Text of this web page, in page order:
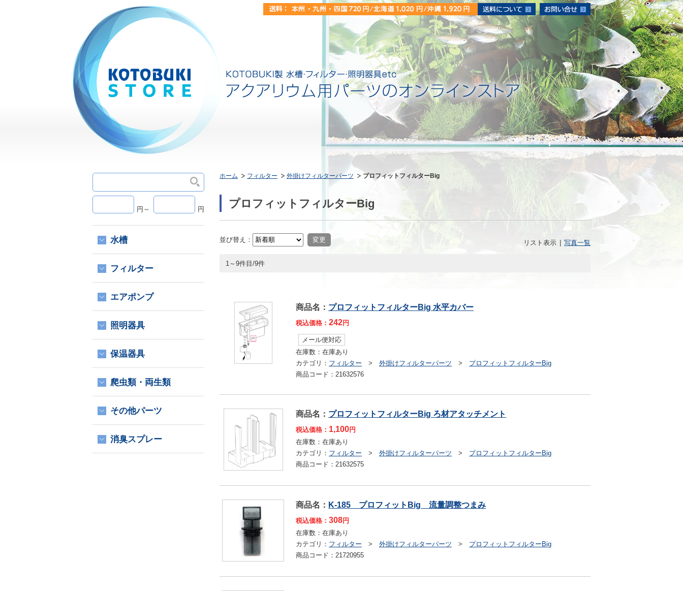
ホーム フィルター 外掛けフィルターパーツ プロフィットフィルターBig
プロフィットフィルターBig
リスト表示 写真一覧
並び替え：
1～9件目/9件
商品名： プロフィットフィルターBig 水平カバー
税込価格： 242円
メール便対応
在庫数： 在庫あり
カテゴリ： フィルター > 外掛けフィルターパーツ > プロフィットフィルターBig
商品コード： 21632576
商品名： プロフィットフィルターBig ろ材アタッチメント
税込価格： 1,100円
在庫数： 在庫あり
カテゴリ： フィルター > 外掛けフィルターパーツ > プロフィットフィルターBig
商品コード： 21632575
商品名： K-185 プロフィットBig 流量調整つまみ
税込価格： 308円
在庫数： 在庫あり
カテゴリ： フィルター > 外掛けフィルターパーツ > プロフィットフィルターBig
商品コード： 21720955
円～ 円
水槽
フィルター
エアポンプ
照明器具
保温器具
爬虫類・両生類
その他パーツ
消臭スプレー